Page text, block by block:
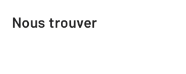
Nous trouver